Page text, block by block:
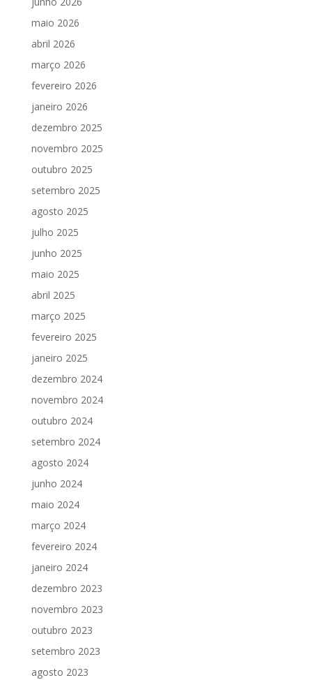
maio 2026
abril 2026
março 2026
fevereiro 2026
janeiro 2026
dezembro 2025
novembro 2025
outubro 2025
setembro 2025
agosto 2025
julho 2025
junho 2025
maio 2025
abril 2025
março 2025
fevereiro 2025
janeiro 2025
dezembro 2024
novembro 2024
outubro 2024
setembro 2024
agosto 2024
junho 2024
maio 2024
março 2024
fevereiro 2024
janeiro 2024
dezembro 2023
novembro 2023
outubro 2023
setembro 2023
agosto 2023